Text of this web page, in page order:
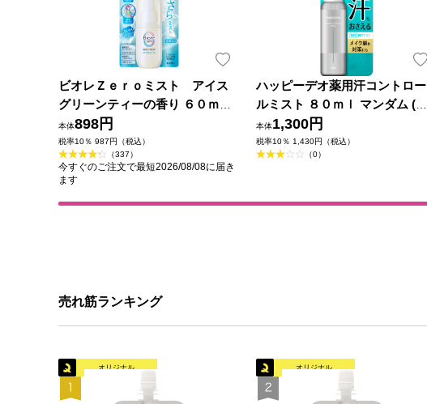
ビオレＺｅｒｏミスト アイス
グリーンティーの香り ６０ｍＬ
花王
本体898円
税率10％ 987円（税込）
（337）
今すぐのご注文で最短2026/08/08に届き
ます
ハッピーデオ薬用汗コントロー
ルミスト ８０ｍｌ マンダム (医
薬部外品)
本体1,300円
税率10％ 1,430円（税込）
（0）
売れ筋ランキング
オリジナル オリジナル